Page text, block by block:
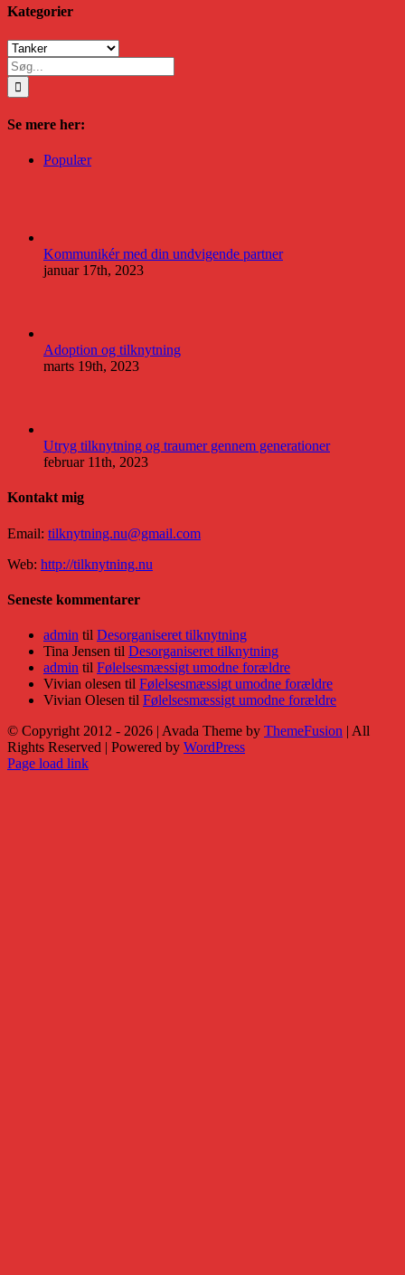
Kategorier
Kategorier
Søg
efter:
Se mere her:
Populær
Kommunikér med din undvigende partner
januar 17th, 2023
Adoption og tilknytning
marts 19th, 2023
Utryg tilknytning og traumer gennem generationer
februar 11th, 2023
Kontakt mig
Email: tilknytning.nu@gmail.com
Web: http://tilknytning.nu
Seneste kommentarer
admin til Desorganiseret tilknytning
Tina Jensen til Desorganiseret tilknytning
admin til Følelsesmæssigt umodne forældre
Vivian olesen til Følelsesmæssigt umodne forældre
Vivian Olesen til Følelsesmæssigt umodne forældre
© Copyright 2012 - 2026 | Avada Theme by ThemeFusion | All
Rights Reserved | Powered by WordPress
Facebook
X
YouTube
Instagram
Rss
E-
Page load link